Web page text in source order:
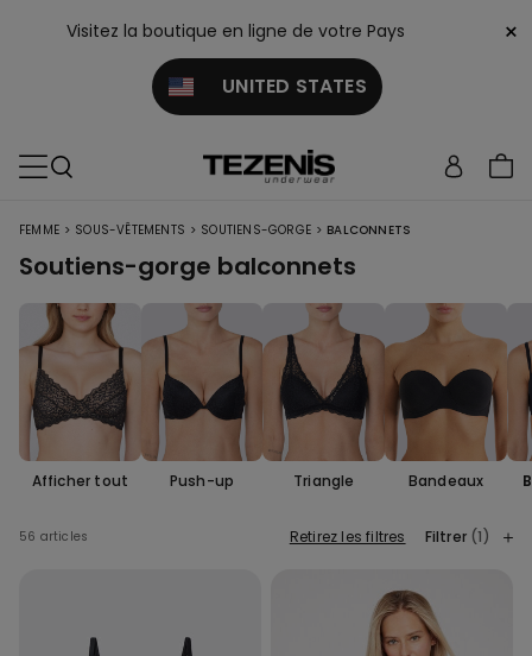
Visitez la boutique en ligne de votre Pays
UNITED STATES
×
FEMME > SOUS-VÊTEMENTS > SOUTIENS-GORGE > BALCONNETS
Soutiens-gorge balconnets
Afficher tout Push-up Triangle Bandeaux
56 articles Retirez les filtres Filtrer (1)